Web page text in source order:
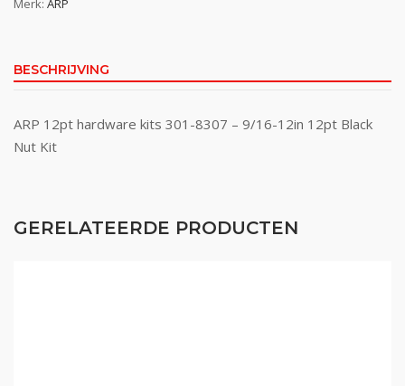
Merk: ARP
BESCHRIJVING
ARP 12pt hardware kits 301-8307 – 9/16-12in 12pt Black
Nut Kit
GERELATEERDE PRODUCTEN